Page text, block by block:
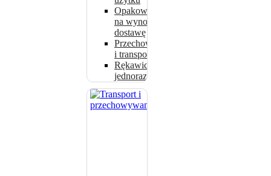
Opakowania
na wynos i
dostawę
Przechowywanie
i transport
Rękawice
jednorazowe